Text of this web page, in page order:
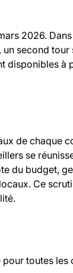
2026.
second
disponibles
de chaque
se
du budget,
Ce
toutes